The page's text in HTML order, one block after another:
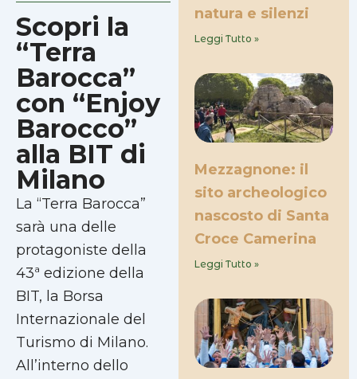
Scopri la
“Terra
Barocca”
con “Enjoy
Barocco”
alla BIT di
Milano
La “Terra Barocca”
sarà una delle
protagoniste della
43ª edizione della
BIT, la Borsa
Internazionale del
Turismo di Milano.
All’interno dello
natura e silenzi
Leggi Tutto »
Mezzagnone: il
sito archeologico
nascosto di Santa
Croce Camerina
Leggi Tutto »